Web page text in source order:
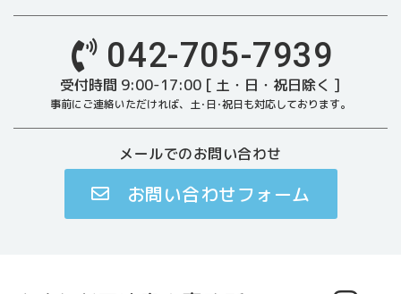
042-705-7939
受付時間 9:00-17:00 [ 土・日・祝日除く ]
事前にご連絡いただければ、土･日･祝日も対応しております。
メールでのお問い合わせ
お問い合わせフォーム